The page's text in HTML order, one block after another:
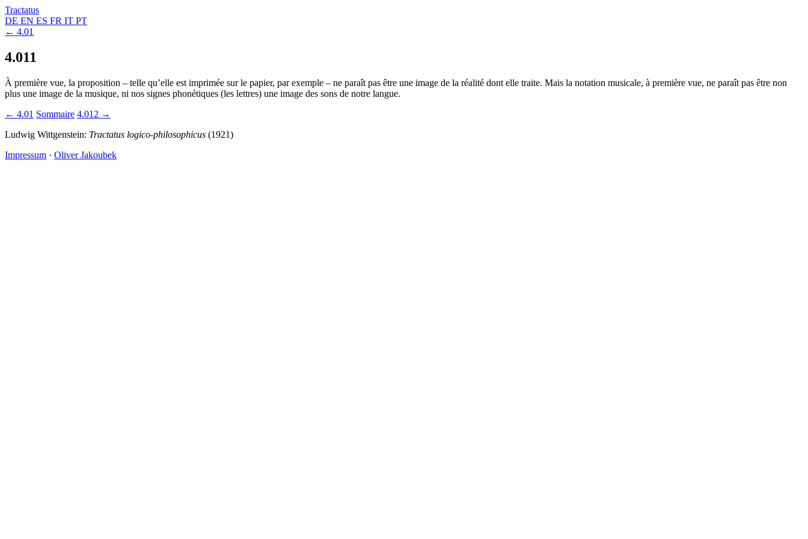
Tractatus
DE EN ES FR IT PT
← 4.01
4.011
À première vue, la proposition – telle qu’elle est imprimée sur le papier, par exemple – ne paraît pas être une image de la réalité dont elle traite. Mais la notation musicale, à première vue, ne paraît pas être non
plus une image de la musique, ni nos signes phonétiques (les lettres) une image des sons de notre langue.
← 4.01 Sommaire 4.012 →
Ludwig Wittgenstein: Tractatus logico-philosophicus (1921)
Impressum · Oliver Jakoubek